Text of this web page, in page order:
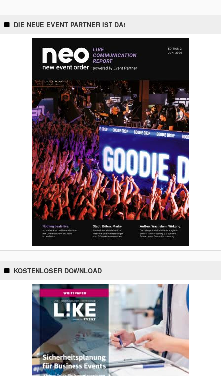
DIE NEUE EVENT PARTNER IST DA!
KOSTENLOSER DOWNLOAD